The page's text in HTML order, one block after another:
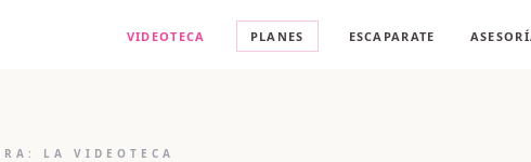
VIDEOTECA PLANES ESCAPARATE
LA VIDEOTECA